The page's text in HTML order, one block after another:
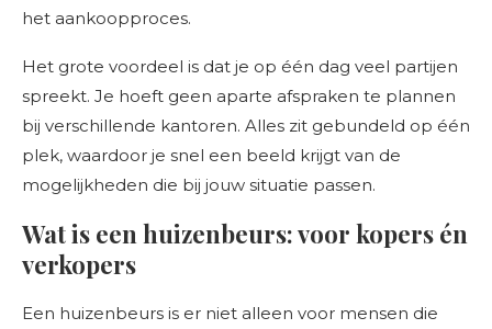
het aankoopproces.
Het grote voordeel is dat je op één dag veel partijen
spreekt. Je hoeft geen aparte afspraken te plannen
bij verschillende kantoren. Alles zit gebundeld op één
plek, waardoor je snel een beeld krijgt van de
mogelijkheden die bij jouw situatie passen.
Wat is een huizenbeurs: voor kopers én
verkopers
Een huizenbeurs is er niet alleen voor mensen die